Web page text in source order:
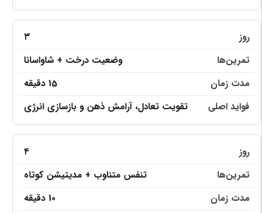
۳
وضعیت درخت + شاواسانا
15 دقیقه
تقویت تعادل، آرامش ذهن و بازسازی انرژی
۴
تنفس متناوب + مدیتیشن کوتاه
10 دقیقه